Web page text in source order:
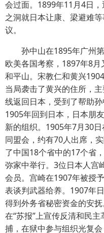
会过面。1899年11月4日
之洞就日本让康、梁避难
议。
孙中山在1895年广州第
欧美各国考察，1897年8
和平山。宋教仁和黄兴
当局袭击了黄兴的住所，
线返回日本，受到了帮助
1905年回到日本，日本朋
新的组织。1905年7月30
同盟会，约有70人出席，
了中国18个省中的17个省
弥家中举行。3位日本人宫
会员。宫崎在1907年被授
表谈判武器给养。1907年
得到外务省秘密资金的安
在“苏报”上宣传反清和民
捕，在狱中参与组织光复